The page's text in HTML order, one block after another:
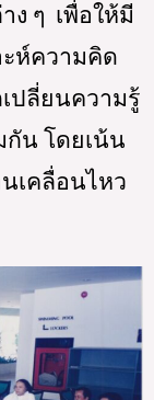
ๆ  เพื่อให้มี
ห์ความคิด
ปลี่ยนความรู้
กัน โดยเน้น
เคลื่อนไหว